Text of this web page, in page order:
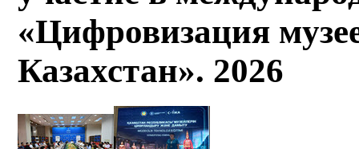
«Цифровизация
Казахстан». 2026